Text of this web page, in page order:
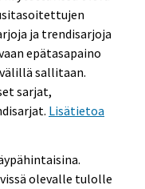
ja trendisarjoja
epätasapaino
sallitaan.
sarjat,
Lisätietoa
olevalle tulolle